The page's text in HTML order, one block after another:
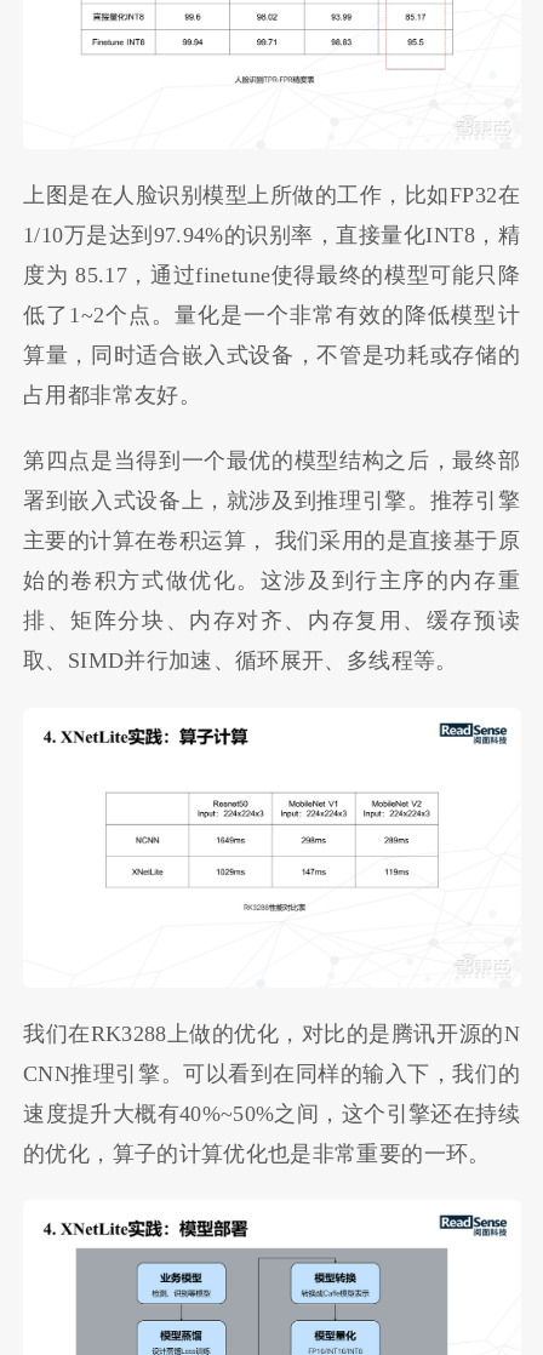
上图是在人脸识别模型上所做的工作，比如FP32在
1/10万是达到97.94%的识别率，直接量化INT8，精
度为 85.17，通过finetune使得最终的模型可能只降
低了1~2个点。量化是一个非常有效的降低模型计
算量，同时适合嵌入式设备，不管是功耗或存储的
占用都非常友好。
第四点是当得到一个最优的模型结构之后，最终部
署到嵌入式设备上，就涉及到推理引擎。推荐引擎
主要的计算在卷积运算， 我们采用的是直接基于原
始的卷积方式做优化。这涉及到行主序的内存重
排、矩阵分块、内存对齐、内存复用、缓存预读
取、SIMD并行加速、循环展开、多线程等。
我们在RK3288上做的优化，对比的是腾讯开源的N
CNN推理引擎。可以看到在同样的输入下，我们的
速度提升大概有40%~50%之间，这个引擎还在持续
的优化，算子的计算优化也是非常重要的一环。